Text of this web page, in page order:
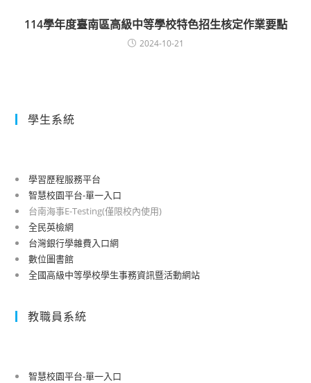
114學年度臺南區高級中等學校特色招生核定作業要點
2024-10-21
學生系統
學習歷程服務平台
智慧校園平台-單一入口
台南海事E-Testing(僅限校內使用)
全民英檢網
台灣銀行學雜費入口網
數位圖書館
全國高級中等學校學生事務資訊暨活動網站
教職員系統
智慧校園平台-單一入口